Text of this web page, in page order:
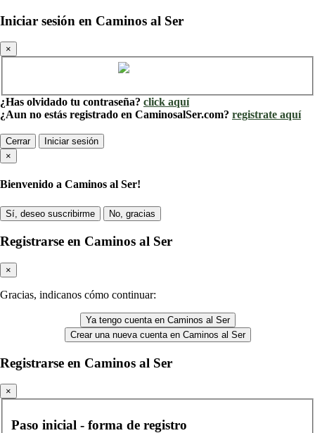
Iniciar sesión en Caminos al Ser
×
¿Has olvidado tu contraseña? click aquí
¿Aun no estás registrado en CaminosalSer.com? registrate aquí
Cerrar
Iniciar sesión
×
Bienvenido a Caminos al Ser!
Sí, deseo suscribirme No, gracias
Registrarse en Caminos al Ser
×
Gracias, indicanos cómo continuar:
Ya tengo cuenta en Caminos al Ser
Crear una nueva cuenta en Caminos al Ser
Registrarse en Caminos al Ser
×
Paso inicial - forma de registro